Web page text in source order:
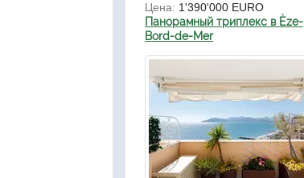
Цена: 1'390'000 EURO
Панорамный триплекс в Èze-
Bord-de-Mer